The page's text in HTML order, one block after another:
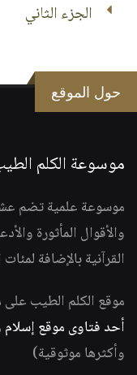
الجزء الثاني
حول الموقع
موسوعة الكلم
موسوعة علمية تضم
والأقوال المأثورة
القرآنية بالإضافة
موقع الكلم الطيب
أحد فتاوى موقع
وأكثرها موثوقية)